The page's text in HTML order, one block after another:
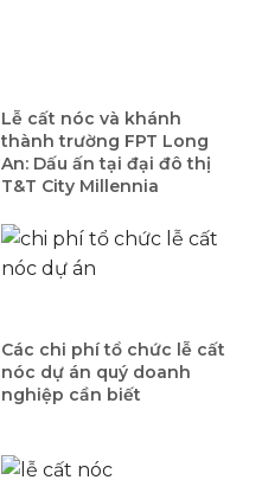
Lễ cất nóc và khánh
thành trường FPT Long
An: Dấu ấn tại đại đô thị
T&T City Millennia
Các chi phí tổ chức lễ cất
nóc dự án quý doanh
nghiệp cần biết